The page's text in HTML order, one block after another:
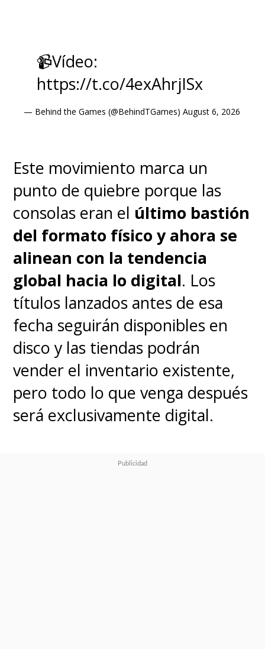
📹Vídeo:
https://t.co/4exAhrjISx
— Behind the Games (@BehindTGames) August 6, 2026
Este movimiento marca un
punto de quiebre porque las
consolas eran el último bastión
del formato físico y ahora se
alinean con la tendencia
global hacia lo digital. Los
títulos lanzados antes de esa
fecha seguirán disponibles en
disco y las tiendas podrán
vender el inventario existente,
pero todo lo que venga después
será exclusivamente digital.